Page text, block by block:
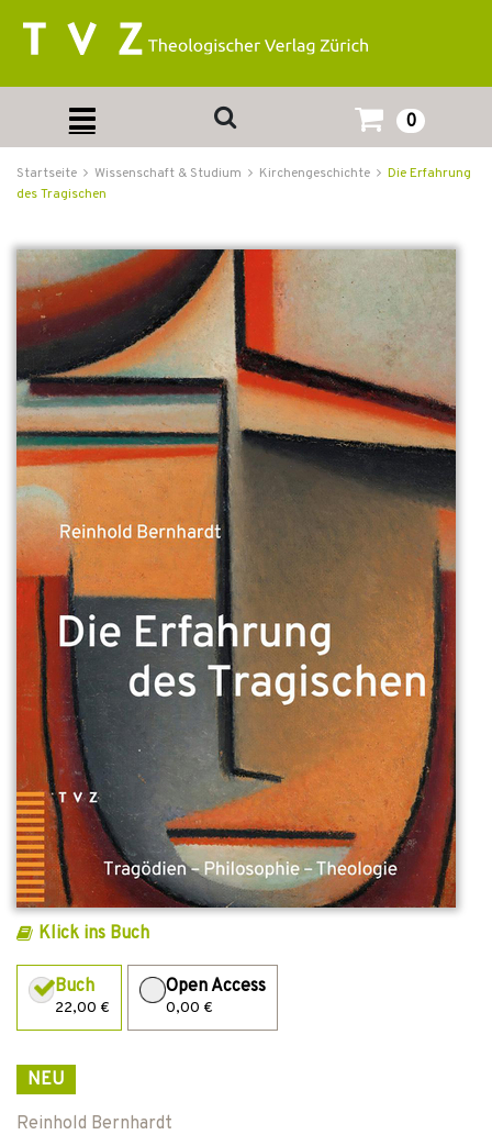
0
Startseite Wissenschaft & Studium Kirchengeschichte
Die Erfahrung
des Tragischen
Klick ins Buch
Buch
22,00 €
Open Access
0,00 €
NEU
Reinhold Bernhardt